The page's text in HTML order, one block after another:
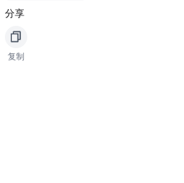
分享
复制